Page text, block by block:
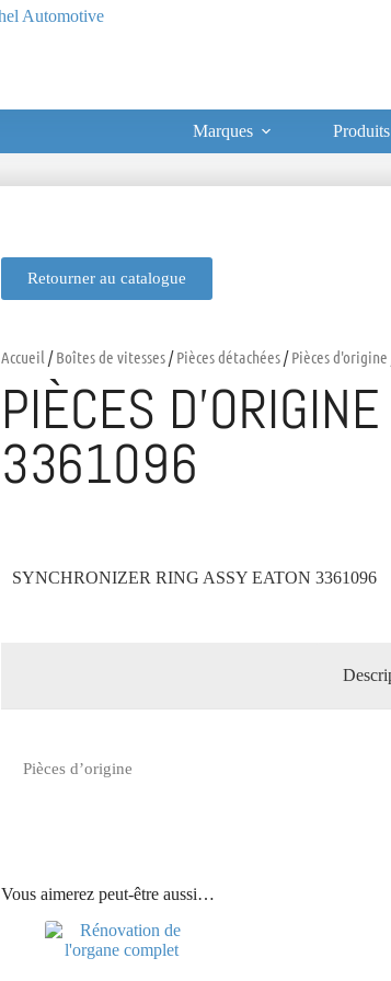
Marques Produits
Retourner au catalogue
Accueil /Boîtes de vitesses/Pièces détachées/Pièces d'origine
PIÈCES
3361096
SYNCHRONIZER RING ASSY EATON 3361096
Pièces d’origine
Vous aimerez peut-être aussi…